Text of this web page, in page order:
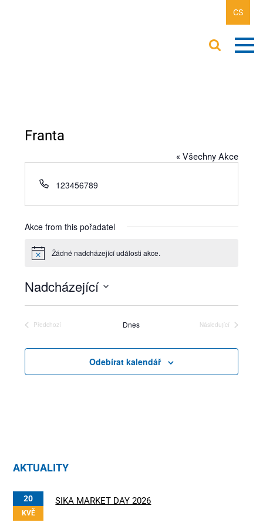
CS
Franta
« Všechny Akce
Telefon
123456789
Akce from this pořadatel
Notice Žádné nadcházející události akce.
Nadcházející
Předchozí
Dnes
Následující
Odebírat kalendář
AKTUALITY
20
KVĚ
SIKA MARKET DAY 2026